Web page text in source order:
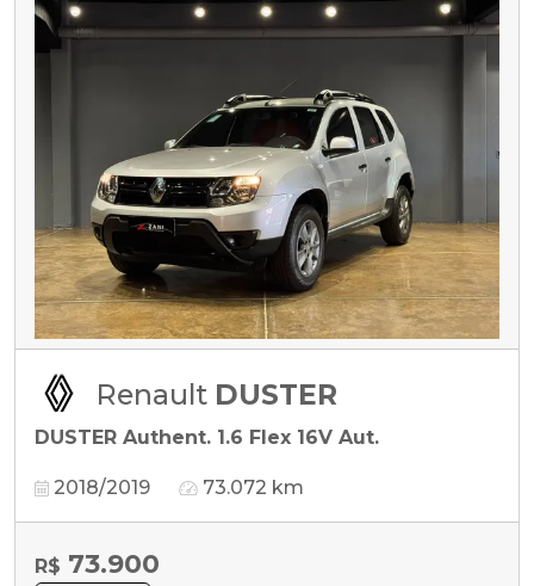
Renault DUSTER
DUSTER Authent. 1.6 Flex 16V Aut.
2018/2019 73.072 km
R$ 73.900